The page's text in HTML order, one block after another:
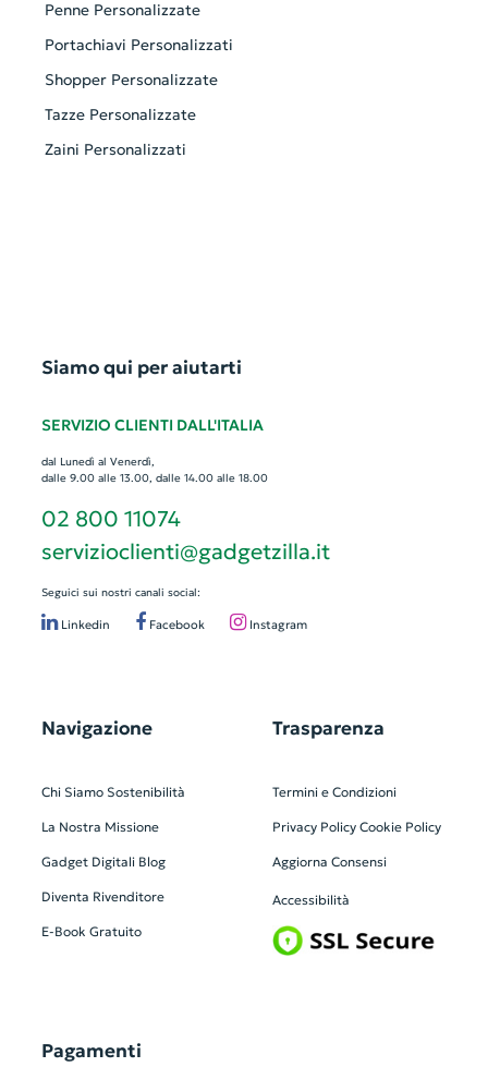
Penne Personalizzate
Portachiavi Personalizzati
Shopper Personalizzate
Tazze Personalizzate
Zaini Personalizzati
Siamo qui per aiutarti
SERVIZIO CLIENTI DALL'ITALIA
dal Lunedì al Venerdì,
dalle 9.00 alle 13.00, dalle 14.00 alle 18.00
02 800 11074
servizioclienti@gadgetzilla.it
Seguici sui nostri canali social:
Linkedin Facebook Instagram
Navigazione
Chi Siamo Sostenibilità
La Nostra Missione
Gadget Digitali Blog
Diventa Rivenditore
E-Book Gratuito
Trasparenza
Termini e Condizioni
Privacy Policy Cookie Policy
Aggiorna Consensi
Accessibilità
Pagamenti